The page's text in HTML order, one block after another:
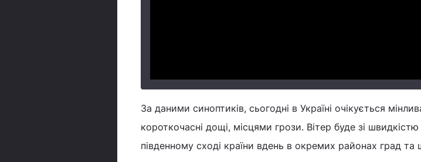
За даними синоптиків, сьогодні в Україні очікується
короткочасні дощі, місцями грози. Вітер буде зі
південному сході країни вдень в окремих районах град